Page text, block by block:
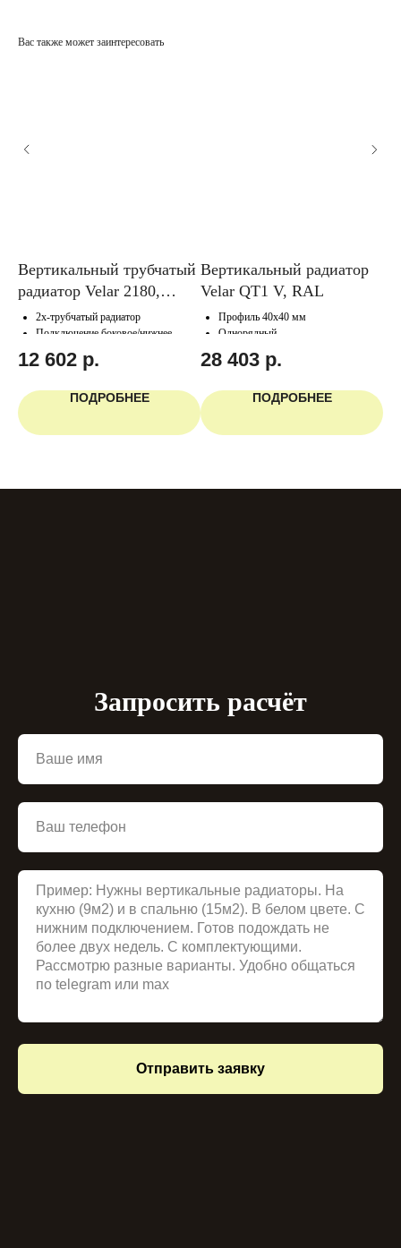
Вас также может заинтересовать
Вертикальный трубчатый
радиатор Velar 2180,
чёрный
2х-трубчатый радиатор
Подключение боковое/нижнее
12 602 р.
ПОДРОБНЕЕ
Вертикальный радиатор
Velar QT1 V, RAL
Профиль 40х40 мм
Однорядный
28 403 р.
ПОДРОБНЕЕ
Запросить расчёт
Отправить заявку